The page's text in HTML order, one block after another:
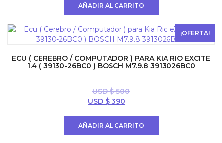
AÑADIR AL CARRITO
¡OFERTA!
ECU ( CEREBRO / COMPUTADOR ) PARA KIA RIO EXCITE
1.4 ( 39130-26BC0 ) BOSCH M7.9.8 3913026BC0
USD $500
El
era:
USD $ 390
es:
AÑADIR AL CARRITO